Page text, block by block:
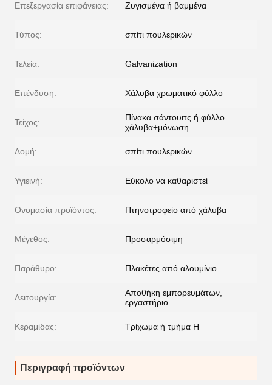
Επεξεργασία επιφάνειας: Ζυγισμένα ή βαμμένα
Τύπος: σπίτι πουλερικών
Τελεία: Galvanization
Επένδυση: Χάλυβα χρωματικό φύλλο
Τείχος:
Πίνακα σάντουιτς ή φύλλο
χάλυβα+μόνωση
Δομή: σπίτι πουλερικών
Υγιεινή: Εύκολο να καθαριστεί
Ονομασία προϊόντος: Πτηνοτροφείο από χάλυβα
Μέγεθος: Προσαρμόσιμη
Παράθυρο: Πλακέτες από αλουμίνιο
Λειτουργία:
Αποθήκη εμπορευμάτων,
εργαστήριο
Κεραμίδας: Τρίχωμα ή τμήμα H
Περιγραφή προϊόντων